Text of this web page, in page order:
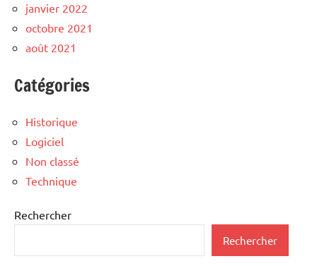
janvier 2022
octobre 2021
août 2021
Catégories
Historique
Logiciel
Non classé
Technique
Rechercher
Rechercher